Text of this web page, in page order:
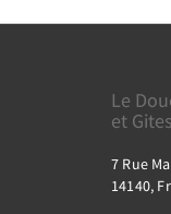
Le
et Gites
7 Rue
14140,